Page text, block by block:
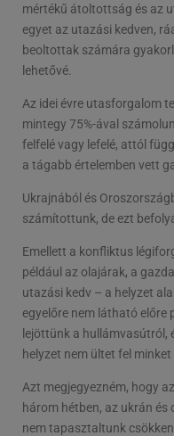
mértékű átoltottság és az
egyet az utazási kedven,
beoltottak számára
lehetővé.
Az idei évre utasforgalom
mintegy 75%-ával
felfelé vagy lefelé, attól
a tágabb értelemben vett
Ukrajnából és
számítottunk, de ezt
Emellett a konfliktus
például az olajárak, a
utazási kedv – a helyzet
egyelőre nem látható
lejöttünk a hullámvasútról,
helyzet nem ültet fel
Azt megjegyezném, hogy
három hétben, az ukrán és
nem tapasztaltunk